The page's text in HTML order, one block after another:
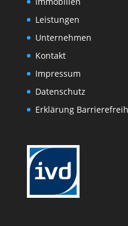
Leistungen
Unternehmen
Kontakt
Impressum
Datenschutz
Erklärung